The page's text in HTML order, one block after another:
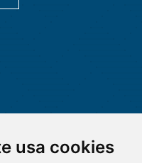
usa cookies